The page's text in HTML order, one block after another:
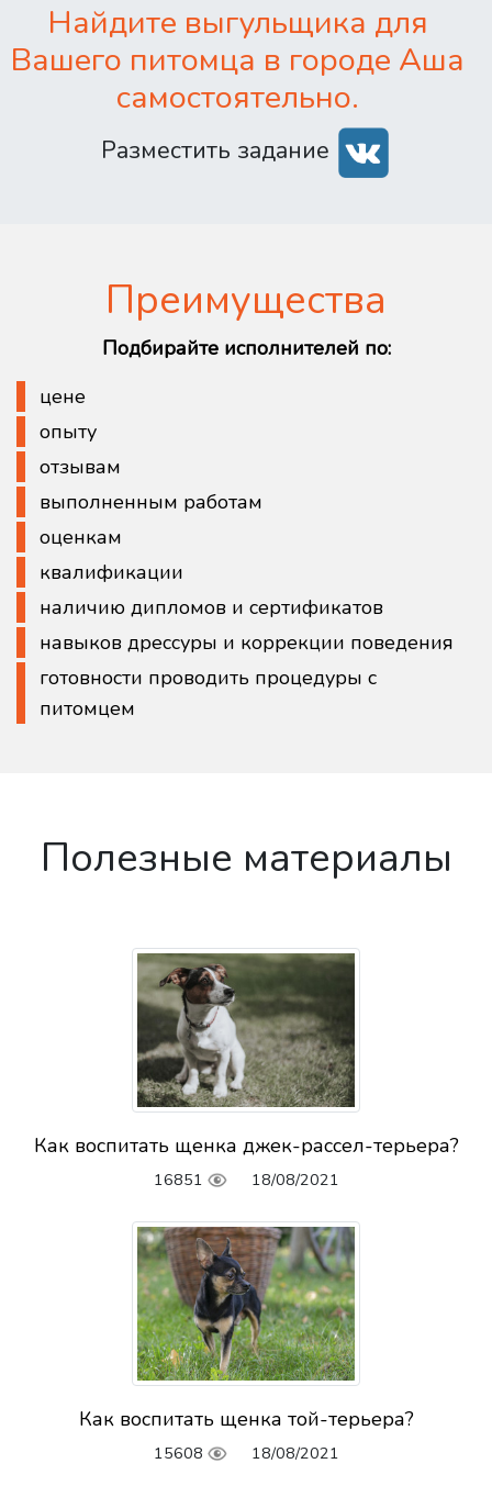
Найдите выгульщика для
Вашего питомца в городе Аша
самостоятельно.
Разместить задание
Преимущества
Подбирайте исполнителей по:
цене
опыту
отзывам
выполненным работам
оценкам
квалификации
наличию дипломов и сертификатов
навыков дрессуры и коррекции поведения
готовности проводить процедуры с
питомцем
Полезные материалы
Как воспитать щенка джек-рассел-терьера?
16851 18/08/2021
Как воспитать щенка той-терьера?
15608 18/08/2021